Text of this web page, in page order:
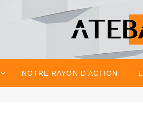
NOTRE RAYON D’ACTION